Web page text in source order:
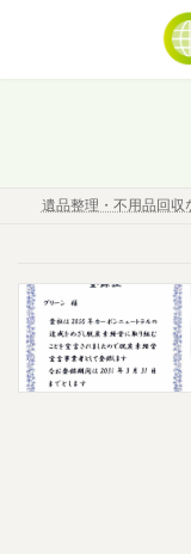
ン
ー
遺品整理・不用品回収